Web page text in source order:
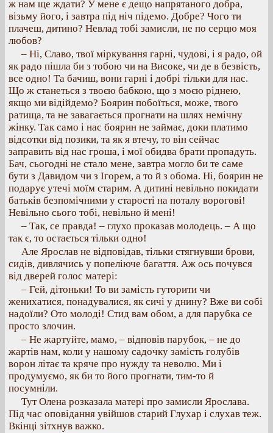
ж нам ще ждати? У мене є дещо напрятаного добра,
візьму його, і завтра під ніч підемо. Добре? Чого ти
плачеш, дитино? Невлад тобі замисли, не по серцю моя
любов?
– Ні, Славо, твої міркування гарні, чудові, і я радо, ой
як радо пішла би з тобою чи на Високе, чи де в безвість,
все одно! Та бачиш, вони гарні і добрі тільки для нас.
Що ж станеться з твоєю бабкою, що з моєю ріднею,
якщо ми відійдемо? Боярин побоїться, може, твого
ратища, та не завагається прогнати на шлях немічну
жінку. Так само і нас боярин не займає, доки платимо
відсотки від позики, та як я втечу, то він сейчас
заправить від нас гроша, і мої обидва брати пропадуть.
Бач, сьогодні не стало мене, завтра могло би те саме
бути з Давидом чи з Ігорем, а то й з обома. Ні, боярин не
подарує утечі моїм старим. А дитині невільно покидати
батьків безпомічними у старості на поталу ворогові!
Невільно сього тобі, невільно й мені!
– Так, се правда! – глухо проказав молодець. – А що
так є, то остається тільки одно!
Але Ярослав не відповідав, тільки стягнувши брови,
сидів, дивлячись у попеліюче багаття. Аж ось почувся
від дверей голос матері:
– Гей, дітоньки! То ви замість гуторити чи
женихатися, понадувалися, як сичі у днину? Вже ви собі
надоїли? Ото молоді! Стид вам обом, а для парубка се
просто злочин.
– Не жартуйте, мамо, – відповів парубок, – не до
жартів нам, коли у нашому садочку замість голубів
ворон літає та кряче про нужду та неволю. Ми і
продумуємо, як би то його прогнати, тим-то й
посумніли.
Тут Олена розказала матері про замисли Ярослава.
Під час оповідання увійшов старий Глухар і слухав теж.
Вкінці зітхнув важко.